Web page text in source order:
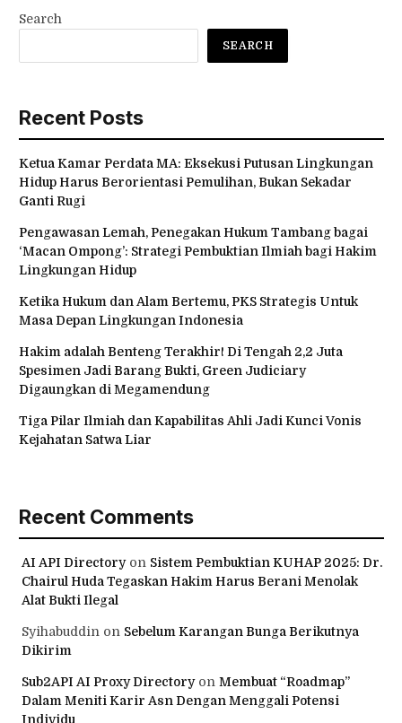
Search
SEARCH
Recent Posts
Ketua Kamar Perdata MA: Eksekusi Putusan Lingkungan
Hidup Harus Berorientasi Pemulihan, Bukan Sekadar
Ganti Rugi
Pengawasan Lemah, Penegakan Hukum Tambang bagai
‘Macan Ompong’: Strategi Pembuktian Ilmiah bagi Hakim
Lingkungan Hidup
Ketika Hukum dan Alam Bertemu, PKS Strategis Untuk
Masa Depan Lingkungan Indonesia
Hakim adalah Benteng Terakhir! Di Tengah 2,2 Juta
Spesimen Jadi Barang Bukti, Green Judiciary
Digaungkan di Megamendung
Tiga Pilar Ilmiah dan Kapabilitas Ahli Jadi Kunci Vonis
Kejahatan Satwa Liar
Recent Comments
AI API Directoryon Sistem Pembuktian KUHAP 2025: Dr.
Chairul Huda Tegaskan Hakim Harus Berani Menolak
Alat Bukti Ilegal
Syihabuddin on Sebelum Karangan Bunga Berikutnya
Dikirim
Sub2API AI Proxy Directoryon Membuat “Roadmap”
Dalam Meniti Karir Asn Dengan Menggali Potensi
Individu